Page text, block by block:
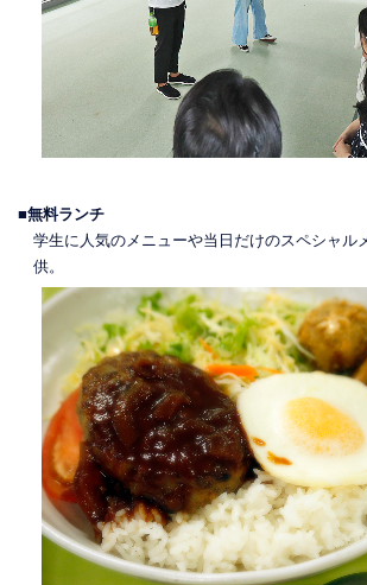
■無料ランチ
学生に人気のメニューや当日だけのスペシャル
供。